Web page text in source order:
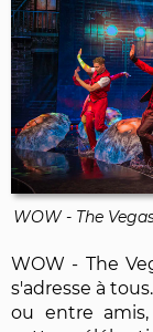
WOW - The
WOW - The
s'adresse à
ou entre